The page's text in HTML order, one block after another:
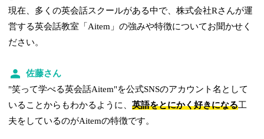
現在、多くの英会話スクールがある中で、株式会社Rさんが運
営する英会話教室「Aitem」の強みや特徴についてお聞かせく
ださい。
佐藤さん
"笑って学べる英会話Aitem"を公式SNSのアカウント名として
いることからもわかるように、英語をとにかく好きになる工
夫をしているのがAitemの特徴です。